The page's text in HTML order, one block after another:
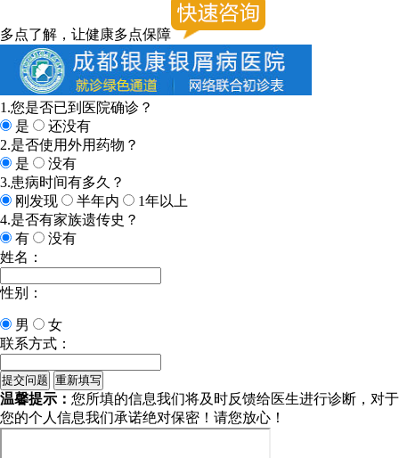
多点了解，让健康多点保障
1.您是否已到医院确诊？
是
还没有
2.是否使用外用药物？
是
没有
3.患病时间有多久？
刚发现
半年内
1年以上
4.是否有家族遗传史？
有
没有
姓名：
性别：
男
女
联系方式：
温馨提示： 您所填的信息我们将及时反馈给医生进行诊断，对于
您的个人信息我们承诺绝对保密！请您放心！